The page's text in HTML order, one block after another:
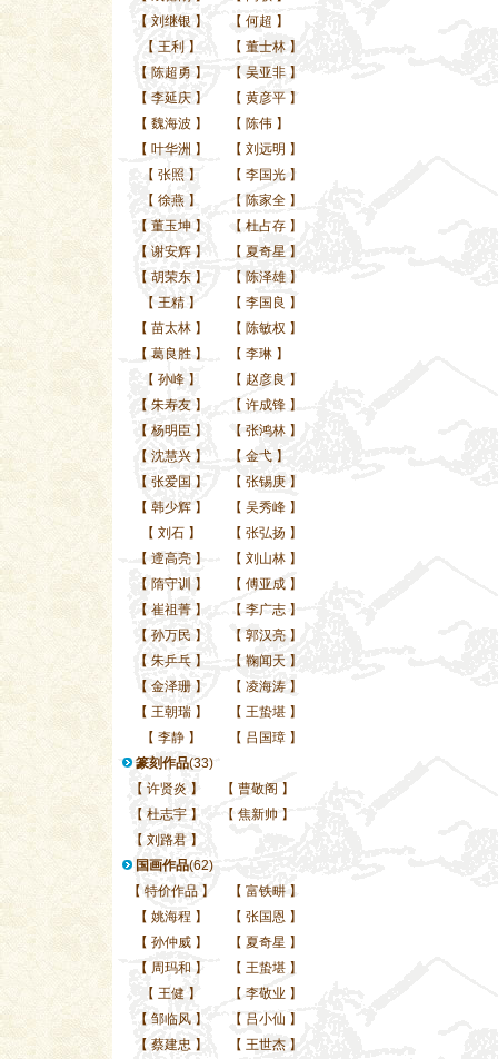
【 刘继银 】 【 何超 】
【 王利 】 【 董士林 】
【 陈超勇 】 【 吴亚非 】
【 李延庆】 【 黄彦平 】
【 魏海波 】 【 陈伟 】
【 叶华洲 】 【 刘远明 】
【 张照 】 【 李国光 】
【 徐燕】 【 陈家全 】
【 董玉坤】 【 杜占存 】
【 谢安辉】 【 夏奇星 】
【 胡荣东】 【 陈泽雄 】
【 王精】 【 李国良 】
【 苗太林】 【 陈敏权 】
【 葛良胜】 【 李琳 】
【 孙峰】 【 赵彦良 】
【 朱寿友】 【 许成锋 】
【 杨明臣 】 【 张鸿林 】
【 沈慧兴】 【 金弋 】
【 张爱国 】 【 张锡庚 】
【 韩少辉】 【 吴秀峰 】
【 刘石】 【 张弘扬 】
【 遆高亮】 【 刘山林 】
【 隋守训 】 【 傅亚成 】
【 崔祖菁】 【 李广志 】
【 孙万民 】 【 郭汉亮 】
【 朱乒乓】 【 鞠闻天 】
【 金泽珊】 【 凌海涛 】
【 王朝瑞】 【 王蛰堪 】
【 李静】 【 吕国璋 】
篆刻作品(33)
【 许贤炎 】 【 曹敬阁 】
【 杜志宇 】 【 焦新帅 】
【 刘路君 】
国画作品(62)
【 特价作品】 【 富铁畊 】
【 姚海程 】 【 张国恩 】
【 孙仲威】 【 夏奇星 】
【 周玛和 】 【 王蛰堪 】
【 王健】 【 李敬业 】
【 邹临风】 【 吕小仙 】
【 蔡建忠 】 【 王世杰 】